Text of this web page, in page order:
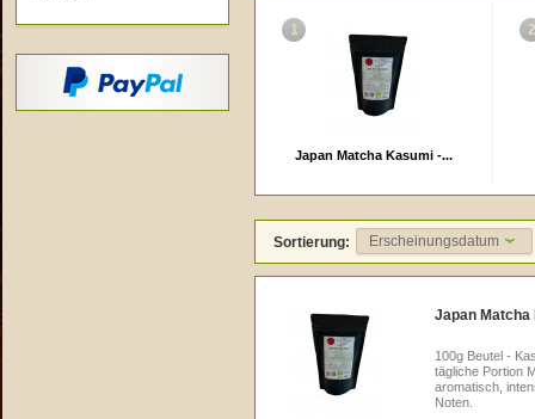
1
Japan Matcha Kasumi -...
2
Sortierung: Erscheinungsdatum
Japan Matcha
100g Beutel -
tägliche Portion
aromatisch,
Noten.